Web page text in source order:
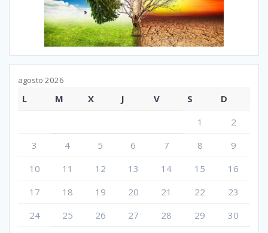
agosto 2026
L M X J V S
D
1
2
3
4 5 6 7 8
9
10
11 12 13 14 15
16
17
18 19 20 21 22
23
24
25 26 27 28 29
30